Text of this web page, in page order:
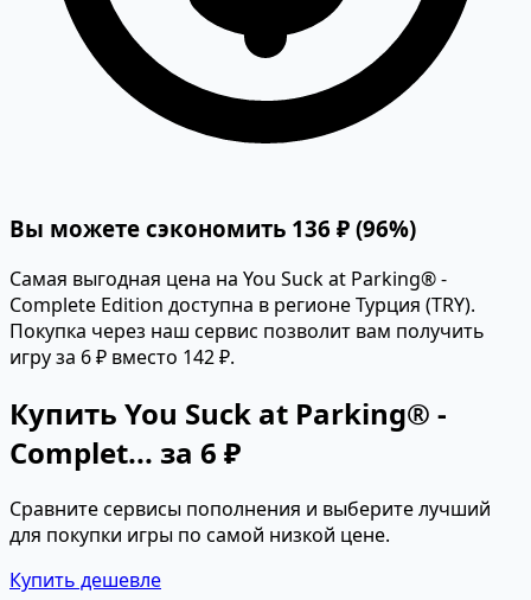
Вы можете сэкономить 136 ₽ (96%)
Самая выгодная цена на You Suck at Parking® -
Complete Edition доступна в регионе Турция (TRY).
Покупка через наш сервис позволит вам получить
игру за 6 ₽ вместо 142 ₽.
Купить You Suck at Parking® -
Complet... за 6 ₽
Сравните сервисы пополнения и выберите лучший
для покупки игры по самой низкой цене.
Купить дешевле